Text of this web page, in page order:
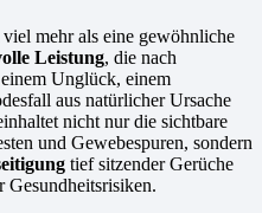
mehr als eine gewöhnliche
Leistung, die nach
Unglück, einem
aus natürlicher Ursache
nicht nur die sichtbare
und Gewebespuren, sondern
tief sitzender Gerüche